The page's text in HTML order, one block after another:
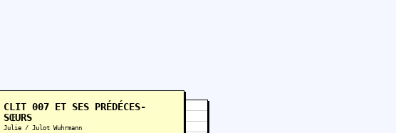
CLIT 007 ET SES PRÉDÉCES-
SŒURS
Julie / Julot Wuhrmann